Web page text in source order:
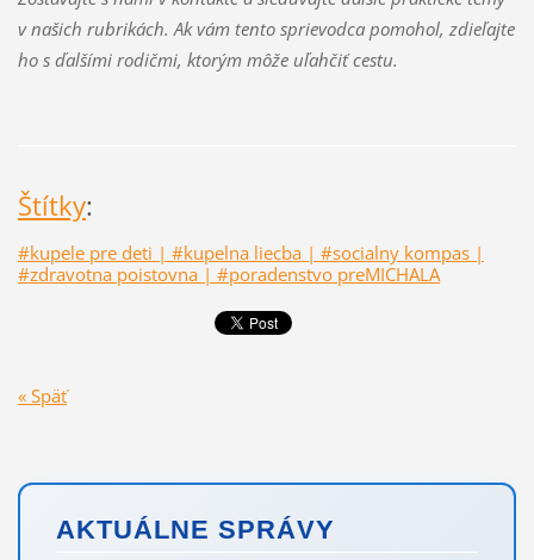
v našich rubrikách. Ak vám tento sprievodca pomohol, zdieľajte
ho s ďalšími rodičmi, ktorým môže uľahčiť cestu.
Štítky:
#kupele pre deti | #kupelna liecba | #socialny kompas |
#zdravotna poistovna | #poradenstvo preMICHALA
« Späť
AKTUÁLNE SPRÁVY